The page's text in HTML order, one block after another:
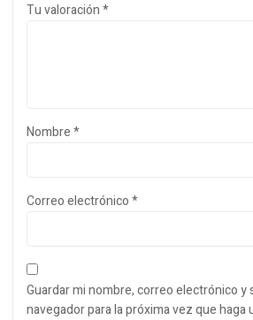
Tu valoración*
Nombre*
Correo electrónico*
Guardar mi nombre, correo electrónico y
navegador para la próxima vez que haga